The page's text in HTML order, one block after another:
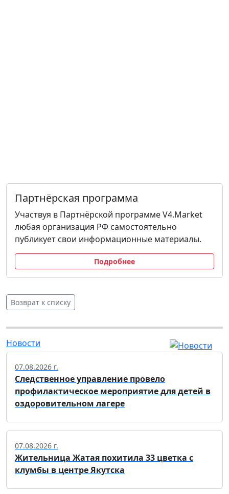
Партнёрская программа
Участвуя в Партнёрской программе V4.Market
любая организация РФ самостоятельно
публикует свои информационные материалы.
Подробнее
Возврат к списку
Новости
07.08.2026 г.
Следственное управление провело
профилактическое мероприятие для детей в
оздоровительном лагере
07.08.2026 г.
Жительница Жатая похитила 33 цветка с
клумбы в центре Якутска